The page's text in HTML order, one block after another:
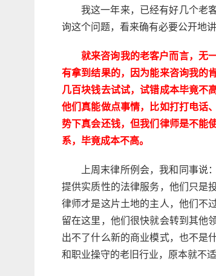
我这一年来，已经有好几个老
询这个问题，看来确有必要公开地
就来咨询我的老客户而言，无
有拿到结果的，因为能来咨询我的
几百块钱去试试，试错成本毕竟不
他们真能做点事情，比如打打电话
势下真会还钱，但我们律师是不能
系，毕竟成本不高。
上周末律所例会，我和同事说
提供实质性的法律服务，他们只是
律师才是这片土地的主人，他们不
留在这里，他们很快就会转到其他
出不了什么新的商业模式，也不是
和职业操守的老旧行业，原本就不适